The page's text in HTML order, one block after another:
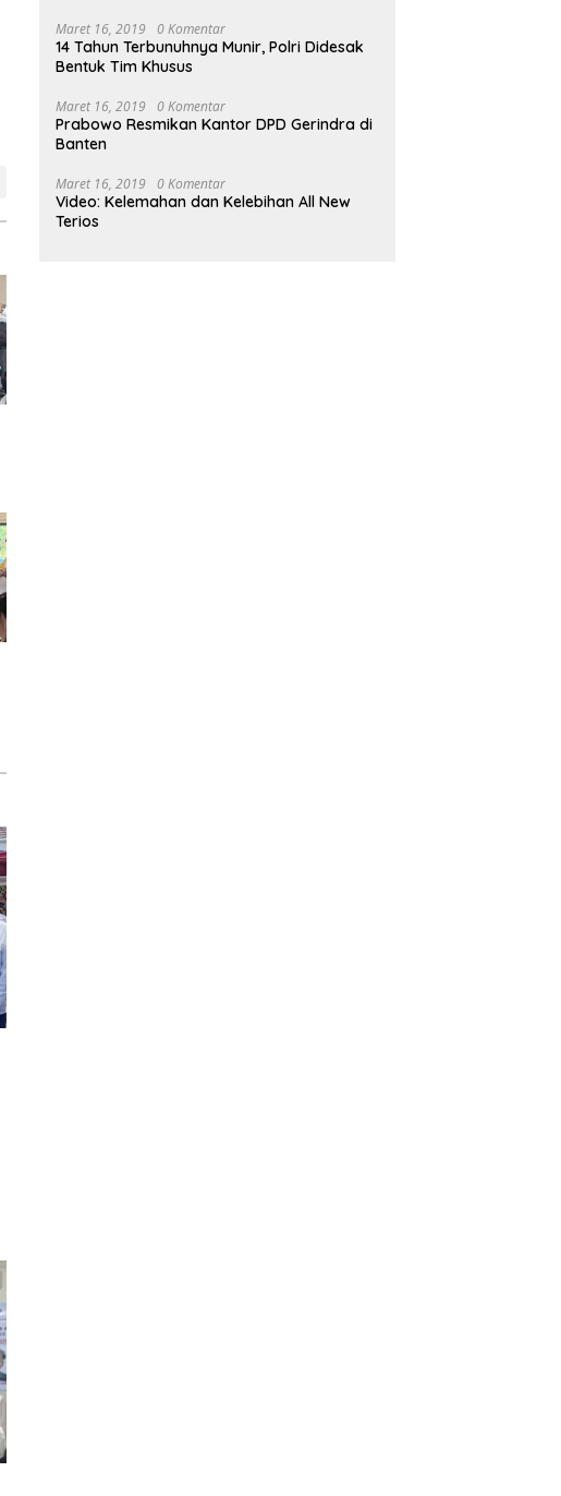
Maret 16, 2019 0 Komentar
14 Tahun Terbunuhnya Munir, Polri Didesak
Bentuk Tim Khusus
Maret 16, 2019 0 Komentar
Prabowo Resmikan Kantor DPD Gerindra di
Banten
Maret 16, 2019 0 Komentar
Video: Kelemahan dan Kelebihan All New
Terios